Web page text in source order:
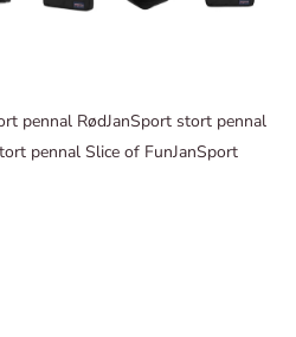
pennal RødJanSport stort pennal
pennal Slice of FunJanSport